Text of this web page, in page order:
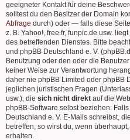
geeigneter Kontakt für deine
solltest du den Besitzer der Domain
Abfrage durch) oder — falls diese
z. B. Yahoo!, free.fr, funpic.de usw.
des betreffenden Dienstes. Bitte
und phpBB Deutschland e. V.
Benutzung oder den oder die
keiner Weise zur Verantwortung
daher nie phpBB Limited oder phpBB
jeglichen juristischen Fragen
usw.), die sich nicht direkt auf die
phpBB-Software selbst beziehen.
Deutschland e. V. E-Mails schreibst,
betreffen, so wirst du, wenn
erhalten.